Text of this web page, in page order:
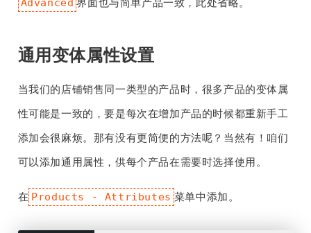
通用变体属性设置
当我们的店铺销售同一类型的产品时，很多产品的变体属
性可能是一致的，要是每次在增加产品的时候都重新手工
添加会很麻烦。那有没有更简便的方法呢？当然有！咱们
可以添加通用属性，供每个产品在需要时选择使用。
在 Products - Attributes 菜单中添加。